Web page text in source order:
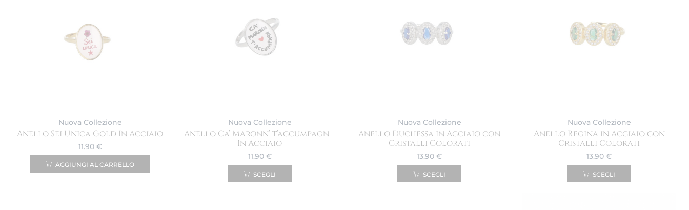
Nuova Collezione
Anello Sei Unica Gold In Acciaio
11.90 €
AGGIUNGI AL CARRELLO
Nuova Collezione
Anello Ca’ Maronn’ t’accumpagn –
In Acciaio
11.90 €
SCEGLI
Nuova Collezione
Anello Duchessa in Acciaio con
Cristalli Colorati
13.90 €
SCEGLI
Nuova Collezione
Anello Regina in Acciaio con
Cristalli Colorati
13.90 €
SCEGLI